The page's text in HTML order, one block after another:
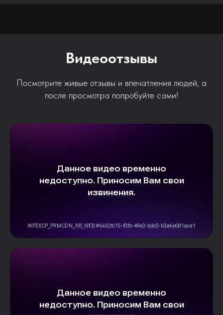
Видеоотзывы
Посмотрите живые отзывы и впечатления людей, а
после просмотра попробуйте сами!